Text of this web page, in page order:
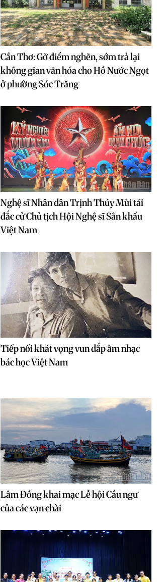
Cần Thơ: Gỡ điểm nghẽn, sớm trả lại
không gian văn hóa cho Hồ Nước Ngọt
ở phường Sóc Trăng
Nghệ sĩ Nhân dân Trịnh Thúy Mùi tái
đắc cử Chủ tịch Hội Nghệ sĩ Sân khấu
Việt Nam
Tiếp nối khát vọng vun đắp âm nhạc
bác học Việt Nam
Lâm Đồng khai mạc Lễ hội Cầu ngư
của các vạn chài